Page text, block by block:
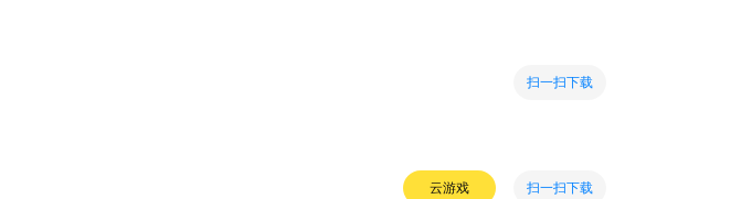
扫一扫下载
云游戏 扫一扫下载